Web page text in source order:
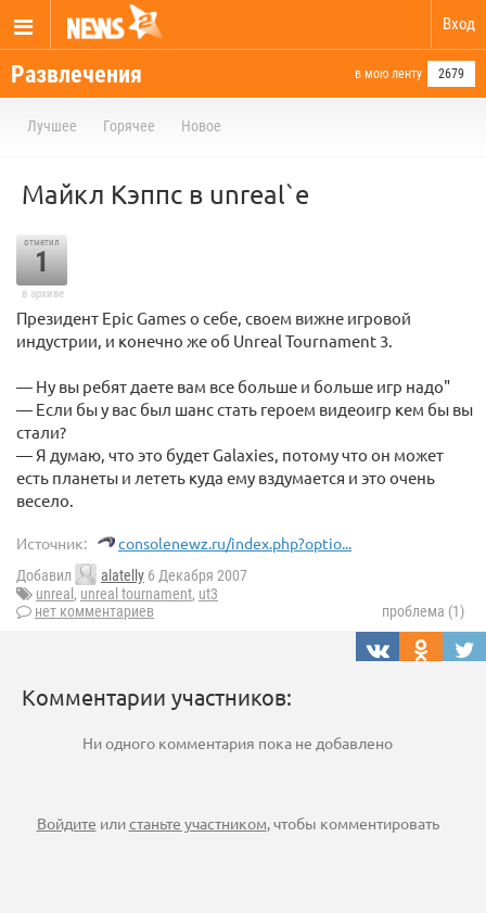
Вход
Развлечения в мою ленту 2679
Лучшее Горячее Новое
Майкл Кэппс в unreal`е
отметил
1
в архиве
Президент Epic Games о себе, своем вижне игровой
индустрии, и конечно же об Unreal Tournament 3.
— Ну вы ребят даете вам все больше и больше игр надо"
— Если бы у вас был шанс стать героем видеоигр кем бы вы
стали?
— Я думаю, что это будет Galaxies, потому что он может
есть планеты и лететь куда ему вздумается и это очень
весело.
Источник: consolenewz.ru/index.php?optio...
Добавил alatelly 6 Декабря 2007
unreal , unreal tournament, ut3
нет комментариев
проблема (1)
Комментарии участников:
Ни одного комментария пока не добавлено
Войдите илистаньте участником, чтобы комментировать